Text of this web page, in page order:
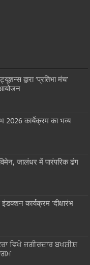
द्वारा ‘प्रतिभा मंच’
2026 कार्येक्रम का भव्य
जालंधर में पारंपरिक ढंग
कार्यक्रम ‘दीक्षारंभ
ਵਿਖੇ ਜਗੀਰਦਾਰ ਬਖਸ਼ੀਸ਼